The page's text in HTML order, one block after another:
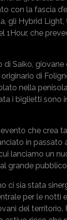
con la fascia
gli Hybrid
che
di Saiko,
di
nella
i biglietti
che crea
in passato
lanciamo un
grande
ci sia stata
per le notti
del